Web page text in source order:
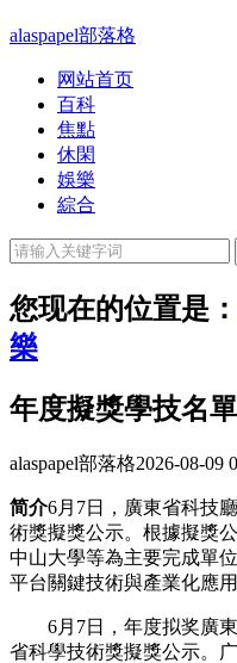
alaspapel部落格
网站首页
百科
焦點
休閑
娛樂
綜合
您现在的位置是：
樂
年度擬獎學技名
alaspapel部落格2026-08-09
简介6月7日，廣東省科技
術獎擬獎公示。根據擬獎
中山大學等為主要完成單
平台關鍵技術與產業化應
6月7日，年度拟奖廣東
省科學技術獎擬獎公示。